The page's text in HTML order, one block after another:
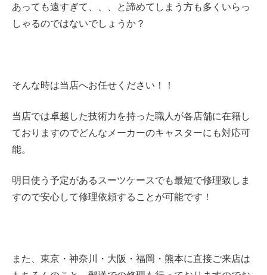
あっても遠すぎて、、、と諦めてしまう方も多くいらっ
しゃるのではないでしょうか？
そんな時は当店へお任せください！！
当店では卓越した技術力を持った職人が各店舗に在籍し
ておりますのでどんなメーカーのキャスターにも対応可
能。
明日使う予定があるスーツケースでも最短で修理致しま
すので安心して修理依頼することが可能です！
また、東京・神奈川・大阪・福岡・熊本に直接ご来店は